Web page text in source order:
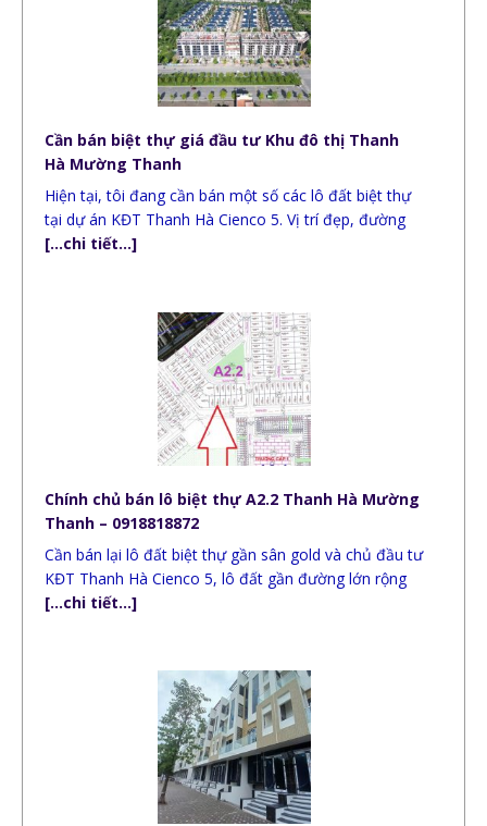
Cần bán biệt thự giá đầu tư Khu đô thị Thanh
Hà Mường Thanh
Hiện tại, tôi đang cần bán một số các lô đất biệt thự
tại dự án KĐT Thanh Hà Cienco 5. Vị trí đẹp, đường
[…chi tiết…]
Chính chủ bán lô biệt thự A2.2 Thanh Hà Mường
Thanh – 0918818872
Cần bán lại lô đất biệt thự gần sân gold và chủ đầu tư
KĐT Thanh Hà Cienco 5, lô đất gần đường lớn rộng
[…chi tiết…]